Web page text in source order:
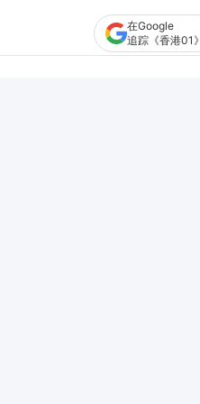
在Google
追踪《香港01》